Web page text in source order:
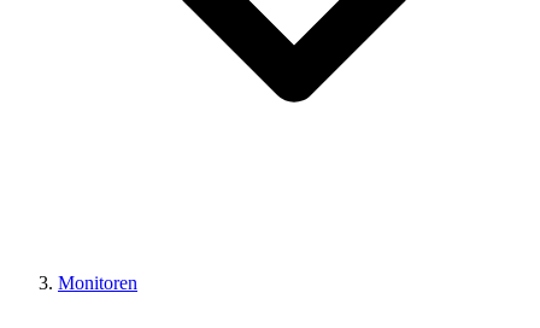
Monitoren